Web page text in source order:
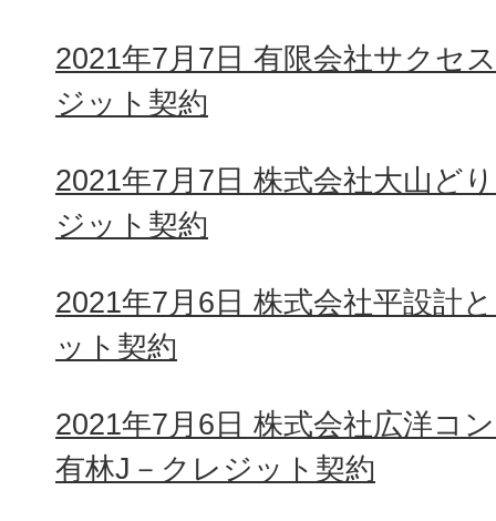
2021年7月7日 有限会社サクセ
ジット契約
2021年7月7日 株式会社大山ど
ジット契約
2021年7月6日 株式会社平設計
ット契約
2021年7月6日 株式会社広洋コ
有林J－クレジット契約